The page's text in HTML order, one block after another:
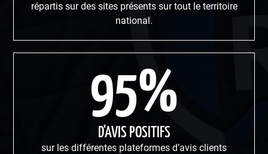
répartis sur des sites présents sur tout le territoire
national.
95%
D'AVIS POSITIFS
sur les différentes plateformes d’avis clients